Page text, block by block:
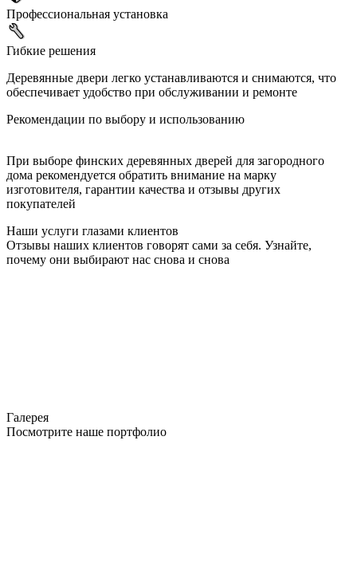
Профессиональная установка
Гибкие решения
Деревянные двери легко устанавливаются и снимаются, что
обеспечивает удобство при обслуживании и ремонте
Рекомендации по выбору и использованию
При выборе финских деревянных дверей для загородного
дома рекомендуется обратить внимание на марку
изготовителя, гарантии качества и отзывы других
покупателей
Наши услуги глазами клиентов
Отзывы наших клиентов говорят сами за себя. Узнайте,
почему они выбирают нас снова и снова
Галерея
Посмотрите наше портфолио